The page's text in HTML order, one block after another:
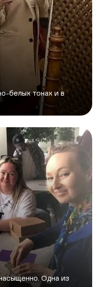
белых тонах и в
Одна из